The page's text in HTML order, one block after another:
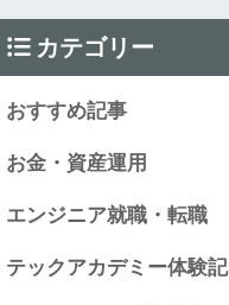
カテゴリー
おすすめ記事
お金・資産運用
エンジニア就職・転職
テックアカデミー体験記